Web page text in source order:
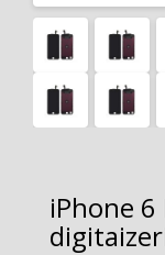
iPhone 6